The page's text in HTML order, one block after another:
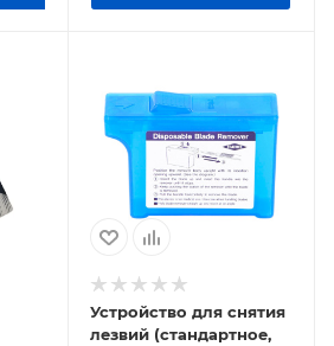
Устройство для снятия
лезвий (стандартное,